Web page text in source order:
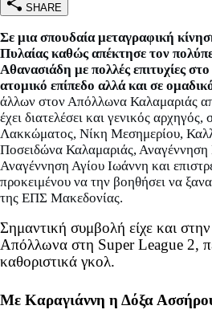
SHARE
Σε μια σπουδαία μεταγραφική
Πυλαίας καθώς απέκτησε τον
Αθανασιάδη με πολλές επιτυχίες
ατομικό επίπεδο αλλά και σε
άλλων στον Απόλλωνα Καλαμαριάς
έχει διατελέσει και γενικός
Λακκώματος, Νίκη Μεσημερίου,
Ποσειδώνα Καλαμαριάς,
Αναγέννηση Αγίου Ιωάννη και
προκειμένου να την βοηθήσει να
της ΕΠΣ Μακεδονίας.
Σημαντική συμβολή είχε και
Απόλλωνα στη Super League 2,
καθοριστικά γκολ.
Με Καραγιάννη η Δόξα